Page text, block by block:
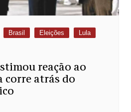
Brasil Eleições
Lula
reação ao
corre atrás do